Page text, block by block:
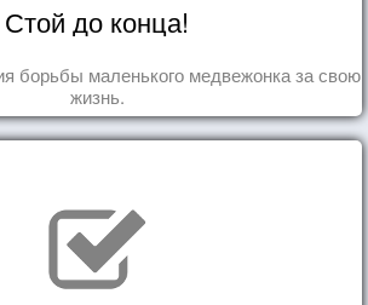
Стой до конца!
борьбы маленького медвежонка за свою
жизнь.